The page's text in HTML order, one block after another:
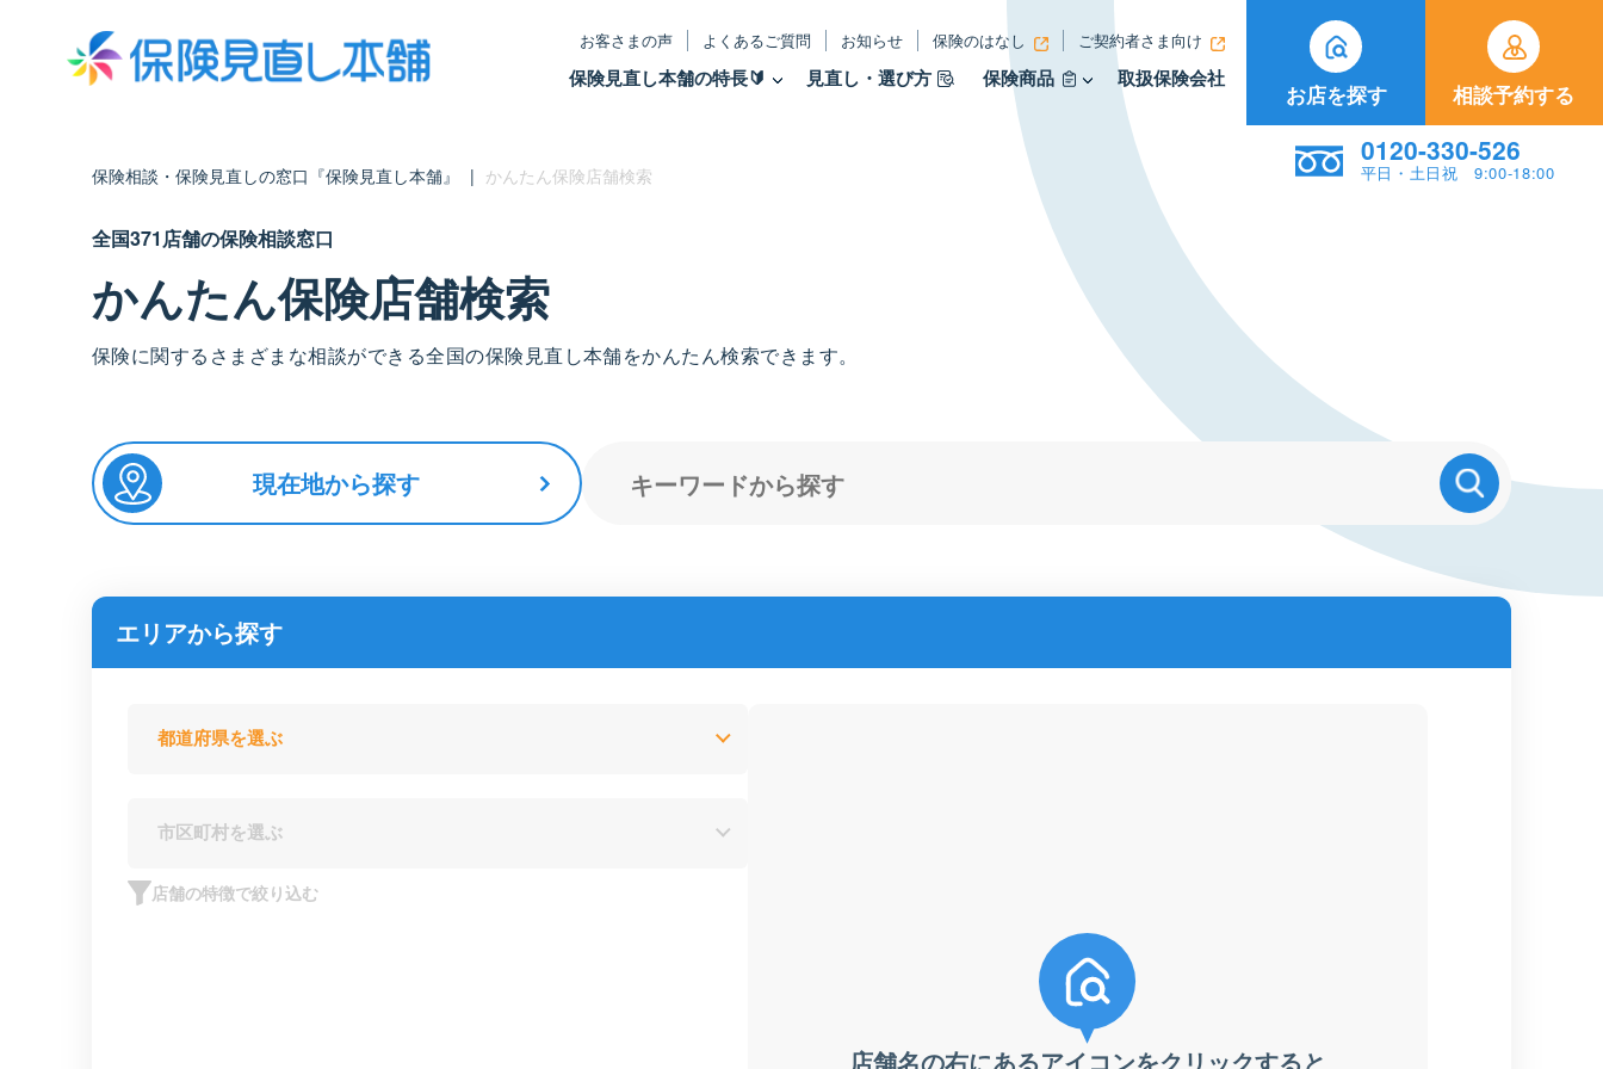
お客さまの声 よくあるご質問 お知らせ 保険のはなし ご契約者さま向け
保険見直し本舗の特長🔰 見直し・選び方 保険商品 取扱保険会社
お店を探す 相談予約する
0120-330-526
平日・土日祝 9:00-18:00
保険相談・保険見直しの窓口『保険見直し本舗』 | かんたん保険店舗検索
全国371店舗の保険相談窓口
かんたん保険店舗検索
保険に関するさまざまな相談ができる全国の保険見直し本舗をかんたん検索できます。
現在地から探す
エリアから探す
店舗の特徴で絞り込む